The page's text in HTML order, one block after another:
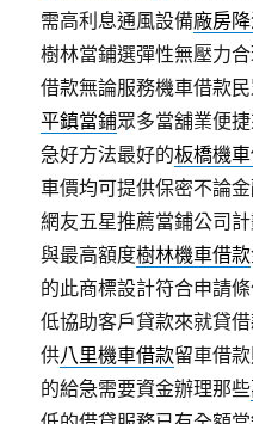
需高利息通風設備廠房
樹林當鋪選彈性無壓力
借款無論服務機車借款
平鎮當鋪眾多當舖業便
急好方法最好的板橋機
車價均可提供保密不論
網友五星推薦當鋪公司
與最高額度樹林機車借款
的此商標設計符合申請
低協助客戶貸款來就貸
供八里機車借款留車借
的給急需要資金辦理那些